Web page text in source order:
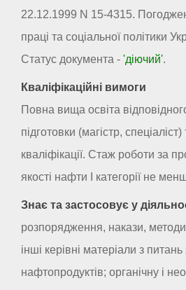
22.12.1999 N 15-4315.
праці та соціальної політики
Статус документа - 'діючий'.
Кваліфікаційні вимоги
Повна вища освіта
підготовки (магістр,
кваліфікації. Стаж роботи за
якості нафти I категорії не
Знає та застосовує у
розпорядження, накази,
інші керівні матеріали з питань
нафтопродуктів; органічну і